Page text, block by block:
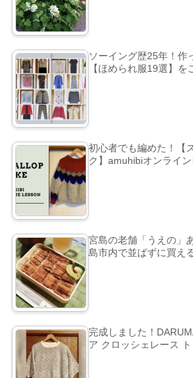
ソーイング歴25年！作
【ほめられ服19選】を
初心者でも編めた！【
ク】amuhibiオンライ
宮島の老舗「うえの」
島市内で並ばずに買え
完成しました！
ア クロッシェレース ト